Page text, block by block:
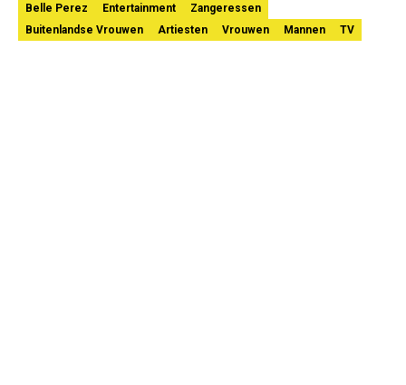
Belle Perez
Entertainment
Zangeressen
Buitenlandse Vrouwen
Artiesten Vrouwen Mannen TV